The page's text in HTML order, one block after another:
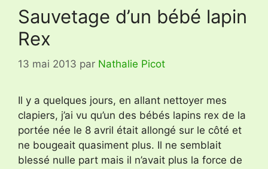
Sauvetage d’un bébé lapin
Rex
13 mai 2013 par Nathalie Picot
Il y a quelques jours, en allant nettoyer mes
clapiers, j’ai vu qu’un des bébés lapins rex de la
portée née le 8 avril était allongé sur le côté et
ne bougeait quasiment plus. Il ne semblait
blessé nulle part mais il n’avait plus la force de